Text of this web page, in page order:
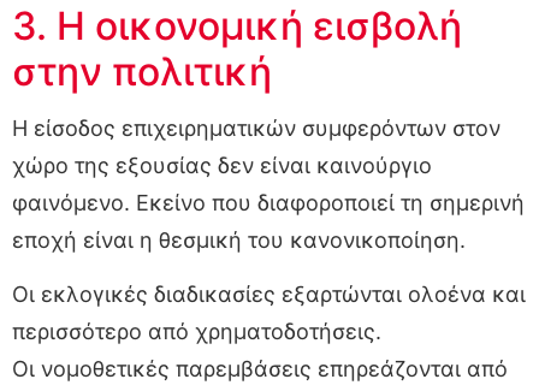
3. Η οικονομική εισβολή
στην πολιτική
Η είσοδος επιχειρηματικών συμφερόντων στον
χώρο της εξουσίας δεν είναι καινούργιο
φαινόμενο. Εκείνο που διαφοροποιεί τη σημερινή
εποχή είναι η θεσμική του κανονικοποίηση.
Οι εκλογικές διαδικασίες εξαρτώνται ολοένα και
περισσότερο από χρηματοδοτήσεις.
Οι νομοθετικές παρεμβάσεις επηρεάζονται από